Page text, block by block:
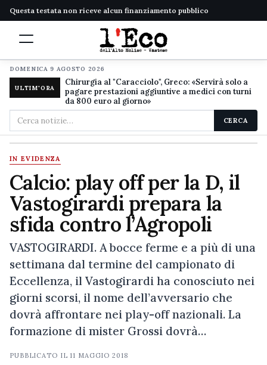
Questa testata non riceve alcun finanziamento pubblico
DOMENICA 9 AGOSTO 2026
ULTIM'ORA
Chirurgia al "Caracciolo", Greco: «Servirà solo a
pagare prestazioni aggiuntive a medici con turni
da 800 euro al giorno»
Cerca
nel
sito
CERCA
IN EVIDENZA
Calcio: play off per la D, il
Vastogirardi prepara la
sfida contro l’Agropoli
VASTOGIRARDI. A bocce ferme e a più di una
settimana dal termine del campionato di
Eccellenza, il Vastogirardi ha conosciuto nei
giorni scorsi, il nome dell’avversario che
dovrà affrontare nei play-off nazionali. La
formazione di mister Grossi dovrà…
PUBBLICATO IL11 MAGGIO 2018